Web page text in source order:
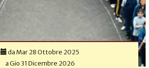
da Mar 28 Ottobre 2025
aGio 31 Dicembre 2026